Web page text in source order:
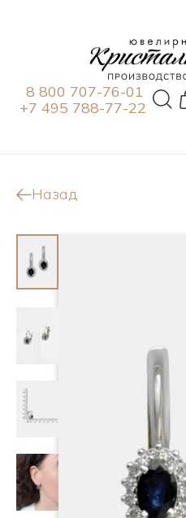
8 800 707-76-01
+7 495 788-77-22
Назад